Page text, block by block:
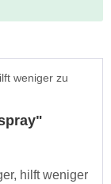
weniger zu
hilft weniger